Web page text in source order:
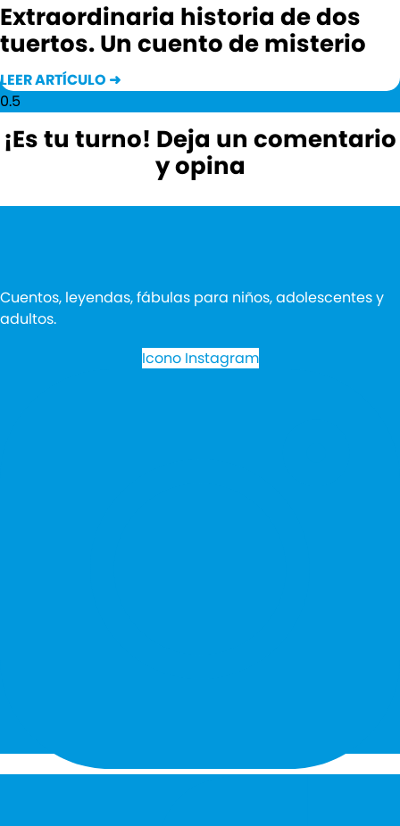
Extraordinaria historia de dos
tuertos. Un cuento de misterio
LEER ARTÍCULO ➜
¡Es tu turno! Deja un comentario
y opina
Cuentos, leyendas, fábulas para niños, adolescentes y
adultos.
Icono Instagram